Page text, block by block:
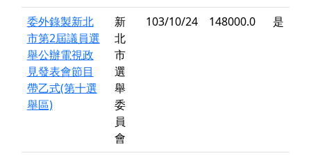
委外錄製新北
市第2屆議員選
舉公辦電視政
見發表會節目
帶乙式(第十選
舉區)
新
北
市
選
舉
委
員
會
103/10/24 148000.0 是